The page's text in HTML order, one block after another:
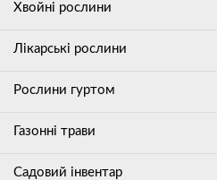
Хвойні рослини
Лікарські рослини
Рослини гуртом
Газонні трави
Садовий інвентар